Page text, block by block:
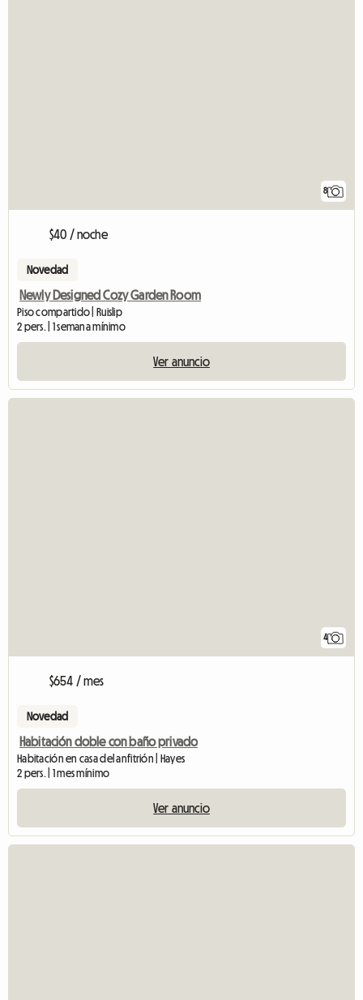
8
$40 / noche
Novedad
Newly Designed Cozy Garden Room
Piso compartido | Ruislip
2 pers. | 1 semana mínimo
Ver anuncio
4
$654 / mes
Novedad
Habitación doble con baño privado
Habitación en casa del anfitrión | Hayes
2 pers. | 1 mes mínimo
Ver anuncio